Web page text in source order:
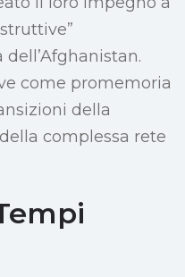
come promemoria
della
complessa rete